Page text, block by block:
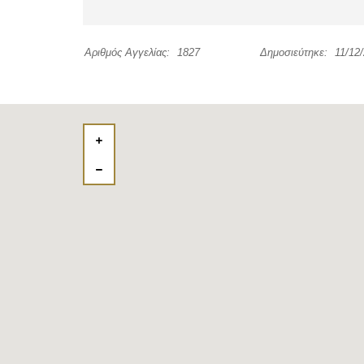
Αριθμός Αγγελίας: 1827 Δημοσιεύτηκε: 11/